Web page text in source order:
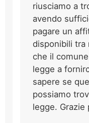
riusciamo a
avendo
pagare un
disponibili tra
che il
legge a
sapere se
possiamo
legge. Grazie